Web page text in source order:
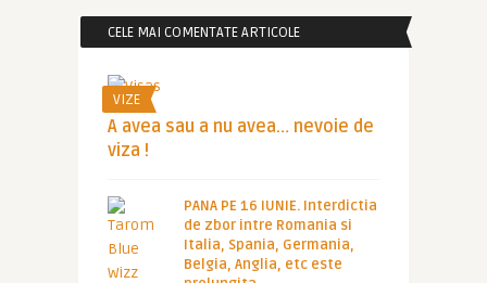
CELE MAI COMENTATE ARTICOLE
VIZE
A avea sau a nu avea… nevoie de
viza !
PANA PE 16 IUNIE. Interdictia
de zbor intre Romania si
Italia, Spania, Germania,
Belgia, Anglia, etc este